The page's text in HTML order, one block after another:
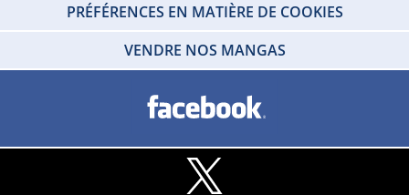
PRÉFÉRENCES EN MATIÈRE DE COOKIES
VENDRE NOS MANGAS